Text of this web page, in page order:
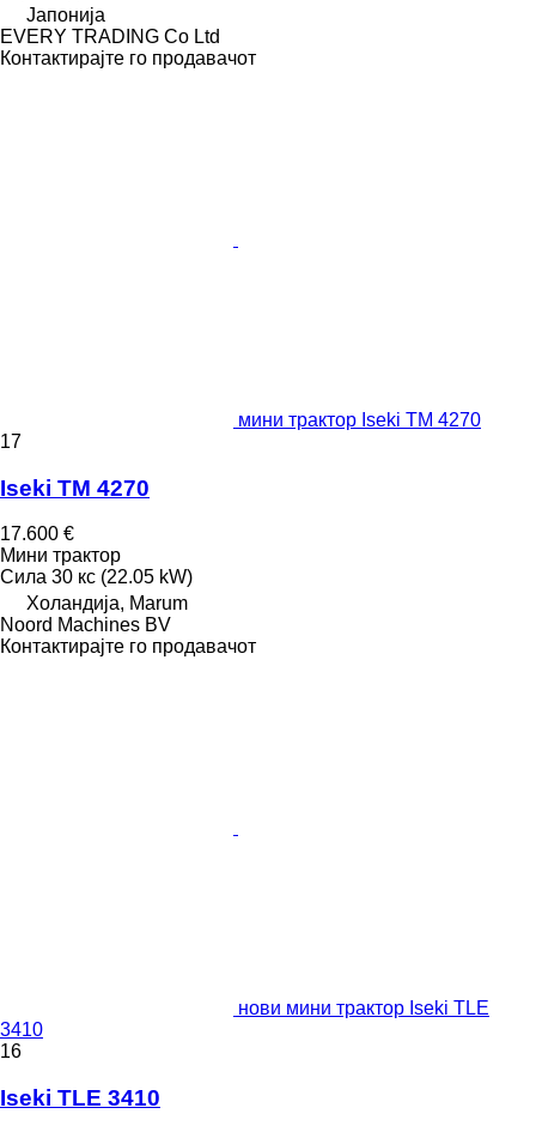
Јапонија
EVERY TRADING Co Ltd
Контактирајте го продавачот
мини трактор Iseki TM 4270
17
Iseki TM 4270
17.600 €
Мини трактор
Сила 30 кс (22.05 kW)
Холандија, Marum
Noord Machines BV
Контактирајте го продавачот
нови мини трактор Iseki TLE
3410
16
Iseki TLE 3410